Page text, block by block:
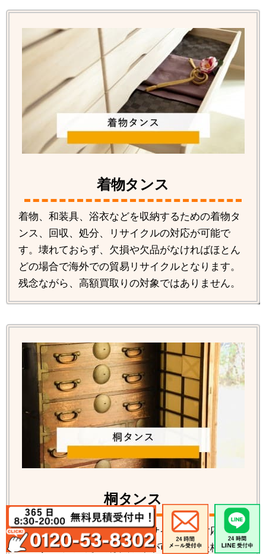
着物タンス
着物、和装具、浴衣などを収納するための着物タ
ンス、回収、処分、リサイクルの対応が可能で
す。壊れておらず、欠損や欠品がなければほとん
どの場合で海外での貿易リサイクルとなります。
残念ながら、高額買取りの対象ではありません。
桐タンス
桐タンス各種の回収処分、リサイクルの対応が可
能です。数年前までは買取りが可能だった桐タン